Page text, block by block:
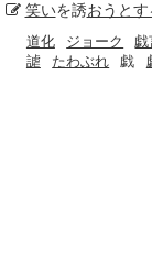
笑いを誘おうとす
道化 ジョーク 戯
謔
たわぶれ 戯